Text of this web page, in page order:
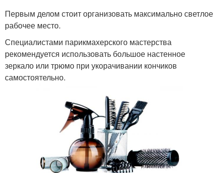
Первым делом стоит организовать максимально светлое
рабочее место.
Специалистами парикмахерского мастерства
рекомендуется использовать большое настенное
зеркало или трюмо при укорачивании кончиков
самостоятельно.